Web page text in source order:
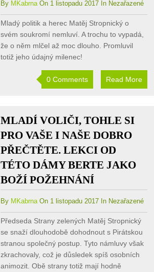
By MKabrnaOn 1 listopadu 2017 In Nezařazené
Mladý politik a herec Matěj Stropnický o
svém soukromí nemluví. A trochu to vypadá,
že o něm mlčel až moc dlouho. Promluvil
totiž jeho údajný milenec!
0 Comments Read More
MLADÍ VOLIČI, TOHLE SI
PRO VAŠE I NAŠE DOBRO
PŘEČTĚTE. LEKCI OD
TÉTO DÁMY BERTE JAKO
BOŽÍ POŽEHNÁNÍ
By MKabrnaOn 1 listopadu 2017 In Nezařazené
Předseda Strany zelených Matěj Stropnický
se snaží dlouhodobě dohodnout s Pirátskou
stranou společný postup. Tyto námluvy však
zkrachovaly, což je důsledek spíš osobních
animozit. Obě strany totiž mají hodně